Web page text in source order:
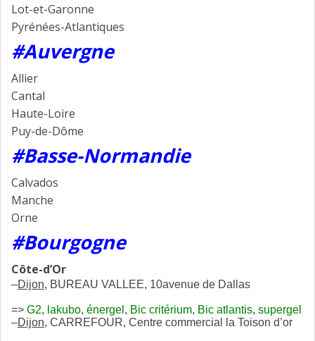
Lot-et-Garonne
Pyrénées-Atlantiques
#Auvergne
Allier
Cantal
Haute-Loire
Puy-de-Dôme
#Basse-Normandie
Calvados
Manche
Orne
#Bourgogne
Côte-d’Or
–Dijon, BUREAU VALLEE, 10avenue de Dallas
=> G2, lakubo, énergel , Bic critérium, Bic atlantis, supergel
–Dijon, CARREFOUR, Centre commercial la Toison d’or